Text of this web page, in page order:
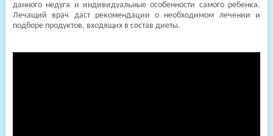
данного недуга и индивидуальные особенности самого ребенка.
Лечащий врач даст рекомендации о необходимом лечении и
подборе продуктов, входящих в состав диеты.